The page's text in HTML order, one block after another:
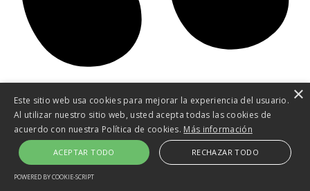
Owning a home is a keystone of wealth… both financial affluence
and emotional security.
Suze Orman
8 agosto, 2026 sábado!
Navarra Viviendas
Login
×
Este sitio web usa cookies para mejorar la experiencia del usuario.
Al utilizar nuestro sitio web, usted acepta todas las cookies de
acuerdo con nuestra Política de cookies. Más información
ACEPTAR TODO RECHAZAR TODO
POWERED BY COOKIE-SCRIPT